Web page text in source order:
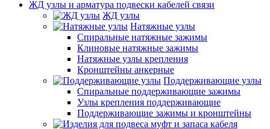
ЖД узлы и арматура подвески кабелей связи
ЖД узлы
Натяжные узлы
Спиральные натяжные зажимы
Клиновые натяжные зажимы
Натяжные узлы крепления
Кронштейны анкерные
Поддерживающие узлы
Спиральные поддерживающие зажимы
Узлы крепления поддерживающие
Поддерживающие зажимы и кронштейны